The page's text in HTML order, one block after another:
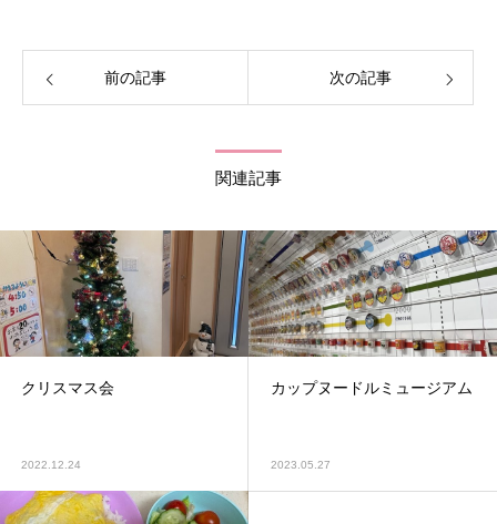
前の記事 次の記事
関連記事
クリスマス会
2022.12.24
カップヌードルミュージアム
2023.05.27